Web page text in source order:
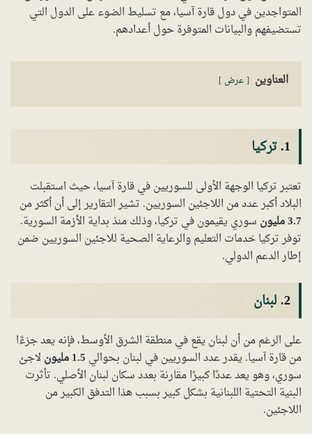
المتواجدين في دول قارة آسيا، مع تسليط الضوء على الدول التي
تستضيفهم والبيانات المتوفرة حول أعدادهم.
العناوين عرض
1. تركيا
تعتبر تركيا الوجهة الأولى للسوريين في قارة آسيا، حيث استقبلت
البلاد أكبر عدد من اللاجئين السوريين. تشير التقارير إلى أن أكثر من
3.7 مليون
سوري يقيمون في تركيا، وذلك منذ بداية الأزمة السورية.
توفر تركيا خدمات التعليم والرعاية الصحية للاجئين السوريين ضمن
إطار الدعم الدولي.
2. لبنان
على الرغم من أن لبنان يقع في منطقة الشرق الأوسط، فإنه يعد جزءًا
من قارة آسيا. يقدر عدد السوريين في لبنان بحوالي 1.5 مليون
لاجئ
سوري، وهو يعد عددًا كبيرًا مقارنة بعدد سكان لبنان الأصلي. تأثرت
البنية التحتية اللبنانية بشكل كبير بسبب هذا التدفق الكبير من
اللاجئين.